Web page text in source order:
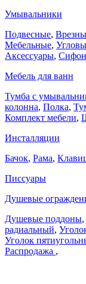
Умывальники
Подвесные,
Мебельные,
Аксессуары,
Мебель для ванн
Тумба с
колонна, Полка,
Комплект мебели,
Инсталляции
Бачок, Рама,
Писсуары
Душевые
Душевые поддоны,
радиальный,
Уголок
Распродажа ,